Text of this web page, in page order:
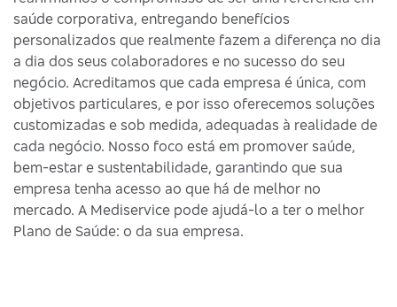
saúde corporativa, entregando benefícios
personalizados que realmente fazem a diferença no dia
a dia dos seus colaboradores e no sucesso do seu
negócio. Acreditamos que cada empresa é única, com
objetivos particulares, e por isso oferecemos soluções
customizadas e sob medida, adequadas à realidade de
cada negócio. Nosso foco está em promover saúde,
bem-estar e sustentabilidade, garantindo que sua
empresa tenha acesso ao que há de melhor no
mercado. A Mediservice pode ajudá-lo a ter o melhor
Plano de Saúde: o da sua empresa.